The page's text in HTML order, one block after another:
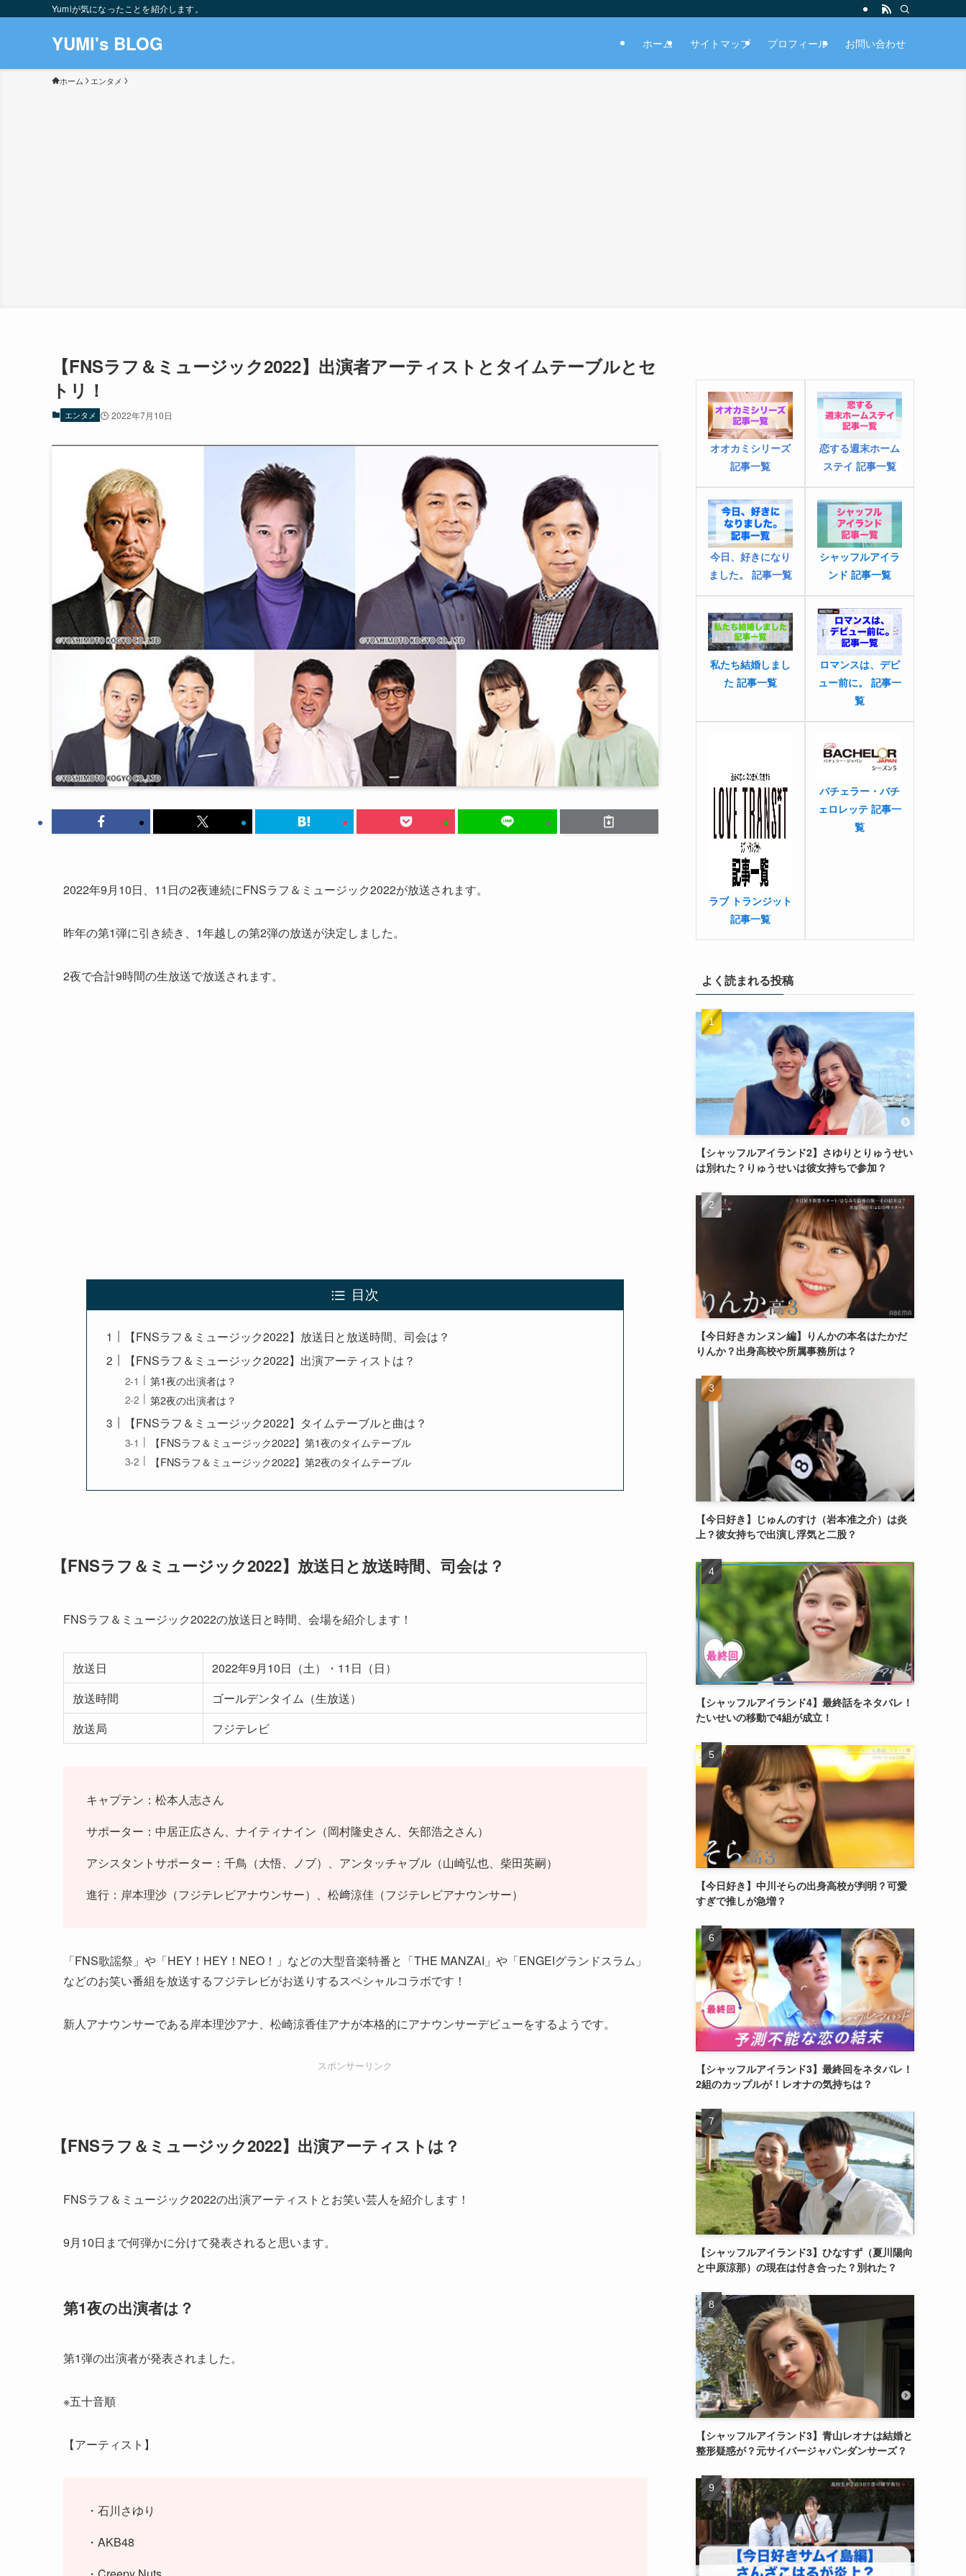
Yumiが気になったことを紹介します。
YUMI's BLOG ホーム サイトマップ プロフィール お問い合わせ
ホーム エンタメ
【FNSラフ＆ミュージック2022】出演者アーティストとタイムテーブルとセ
トリ！
エンタメ 2022年7月10日
2022年9月10日、11日の2夜連続にFNSラフ＆ミュージック2022が放送されます。
昨年の第1弾に引き続き、1年越しの第2弾の放送が決定しました。
2夜で合計9時間の生放送で放送されます。
目次
【FNSラフ＆ミュージック2022】放送日と放送時間、司会は？
【FNSラフ＆ミュージック2022】出演アーティストは？
第1夜の出演者は？
第2夜の出演者は？
【FNSラフ＆ミュージック2022】タイムテーブルと曲は？
【FNSラフ＆ミュージック2022】第1夜のタイムテーブル
【FNSラフ＆ミュージック2022】第2夜のタイムテーブル
【FNSラフ＆ミュージック2022】放送日と放送時間、司会は？
FNSラフ＆ミュージック2022の放送日と時間、会場を紹介します！
放送日
2022年9月10日（土）・11日（日）
放送時間
ゴールデンタイム（生放送）
放送局
フジテレビ
キャプテン：松本人志さん
サポーター：中居正広さん、ナイティナイン（岡村隆史さん、矢部浩之さん）
アシスタントサポーター：千鳥（大悟、ノブ）、アンタッチャブル（山崎弘也、柴田英嗣）
進行：岸本理沙（フジテレビアナウンサー）、松﨑涼佳（フジテレビアナウンサー）
「FNS歌謡祭」や「HEY！HEY！NEO！」などの大型音楽特番と「THE MANZAI」や「ENGEIグランドスラム」
などのお笑い番組を放送するフジテレビがお送りするスペシャルコラボです！
新人アナウンサーである岸本理沙アナ、松崎涼香佳アナが本格的にアナウンサーデビューをするようです。
スポンサーリンク
【FNSラフ＆ミュージック2022】出演アーティストは？
FNSラフ＆ミュージック2022の出演アーティストとお笑い芸人を紹介します！
9月10日まで何弾かに分けて発表されると思います。
第1夜の出演者は？
第1弾の出演者が発表されました。
※五十音順
【アーティスト】
・石川さゆり
・AKB48
オオカミシリーズ
記事一覧
恋する週末ホーム
ステイ 記事一覧
今日、好きになり
ました。 記事一覧
シャッフルアイラ
ンド 記事一覧
私たち結婚しまし
た 記事一覧
ロマンスは、デビ
ュー前に。 記事一
覧
ラブ トランジット
記事一覧
バチェラー・バチ
ェロレッテ 記事一
覧
よく読まれる投稿
【シャッフルアイランド2】さゆりとりゅうせい
は別れた？りゅうせいは彼女持ちで参加？
【今日好きカンヌン編】りんかの本名はたかだ
りんか？出身高校や所属事務所は？
【今日好き】じゅんのすけ（岩本准之介）は炎
上？彼女持ちで出演し浮気と二股？
【シャッフルアイランド4】最終話をネタバレ！
たいせいの移動で4組が成立！
【今日好き】中川そらの出身高校が判明？可愛
すぎで推しが急増？
【シャッフルアイランド3】最終回をネタバレ！
2組のカップルが！レオナの気持ちは？
【シャッフルアイランド3】ひなすず（夏川陽向
と中原涼那）の現在は付き合った？別れた？
【シャッフルアイランド3】青山レオナは結婚と
整形疑惑が？元サイバージャパンダンサーズ？